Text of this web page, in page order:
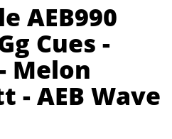
AEB990
Cues -
Melon
- AEB Wave